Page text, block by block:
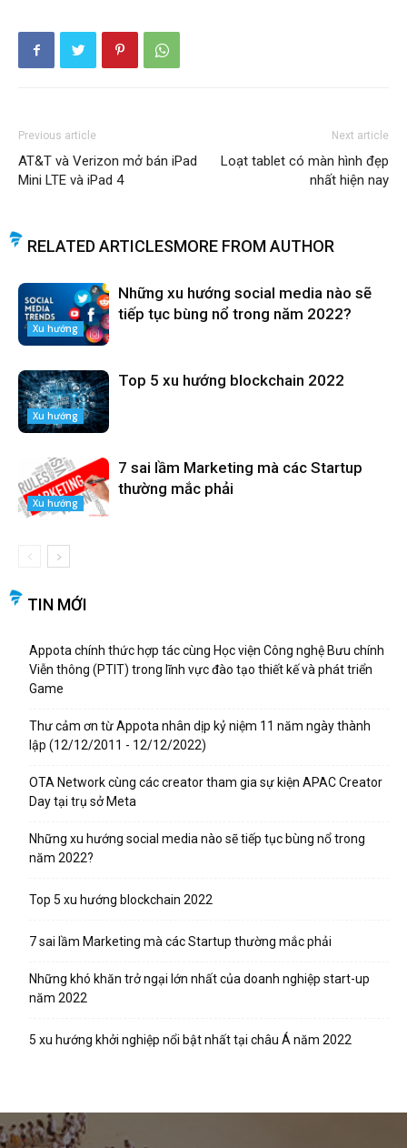
Previous article
AT&T và Verizon mở bán iPad
Mini LTE và iPad 4
Next article
Loạt tablet có màn hình đẹp
nhất hiện nay
RELATED ARTICLESMORE FROM AUTHOR
Xu hướng
Những xu hướng social media nào sẽ
tiếp tục bùng nổ trong năm 2022?
Xu hướng
Top 5 xu hướng blockchain 2022
Xu hướng
7 sai lầm Marketing mà các Startup
thường mắc phải
TIN MỚI
Appota chính thức hợp tác cùng Học viện Công nghệ Bưu chính
Viễn thông (PTIT) trong lĩnh vực đào tạo thiết kế và phát triển
Game
Thư cảm ơn từ Appota nhân dịp kỷ niệm 11 năm ngày thành
lập (12/12/2011 - 12/12/2022)
OTA Network cùng các creator tham gia sự kiện APAC Creator
Day tại trụ sở Meta
Những xu hướng social media nào sẽ tiếp tục bùng nổ trong
năm 2022?
Top 5 xu hướng blockchain 2022
7 sai lầm Marketing mà các Startup thường mắc phải
Những khó khăn trở ngại lớn nhất của doanh nghiệp start-up
năm 2022
5 xu hướng khởi nghiệp nổi bật nhất tại châu Á năm 2022